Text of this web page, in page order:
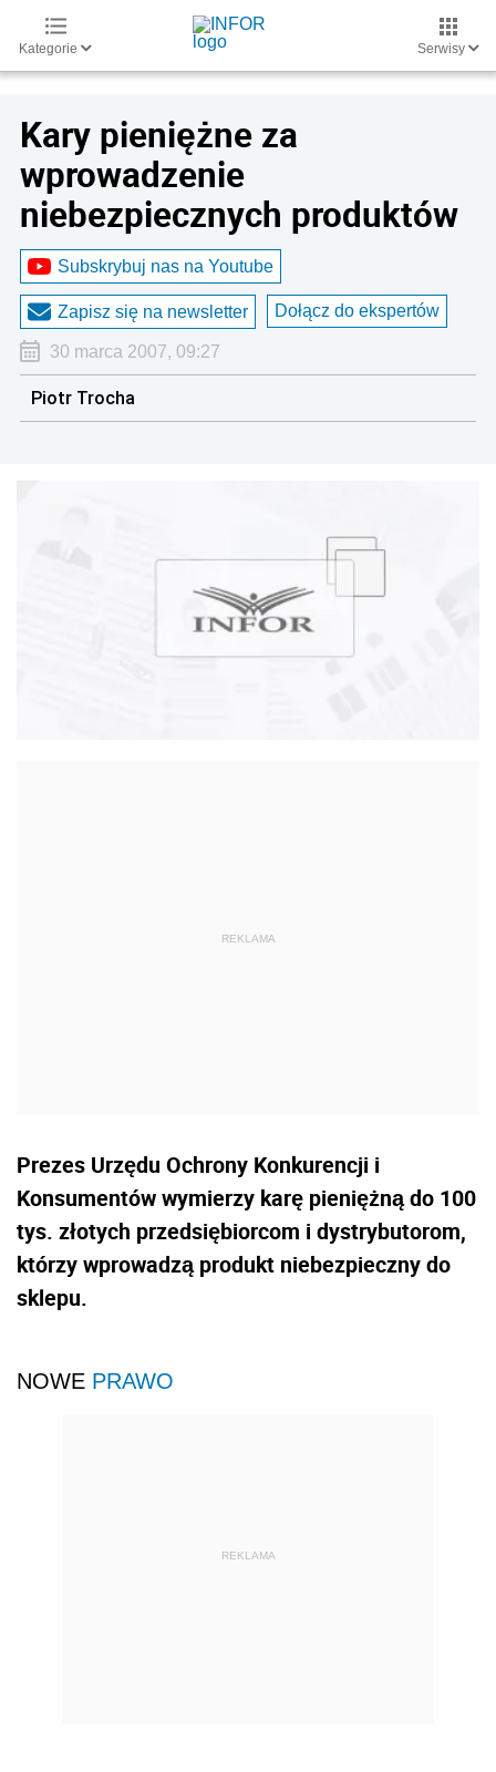
Kategorie Serwisy
Kary pieniężne za
wprowadzenie
niebezpiecznych produktów
Subskrybuj nas na Youtube
Zapisz się na newsletter Dołącz do ekspertów
30 marca 2007, 09:27
Piotr Trocha
Prezes Urzędu Ochrony Konkurencji i
Konsumentów wymierzy karę pieniężną do 100
tys. złotych przedsiębiorcom i dystrybutorom,
którzy wprowadzą produkt niebezpieczny do
sklepu.
NOWE PRAWO
REKLAMA